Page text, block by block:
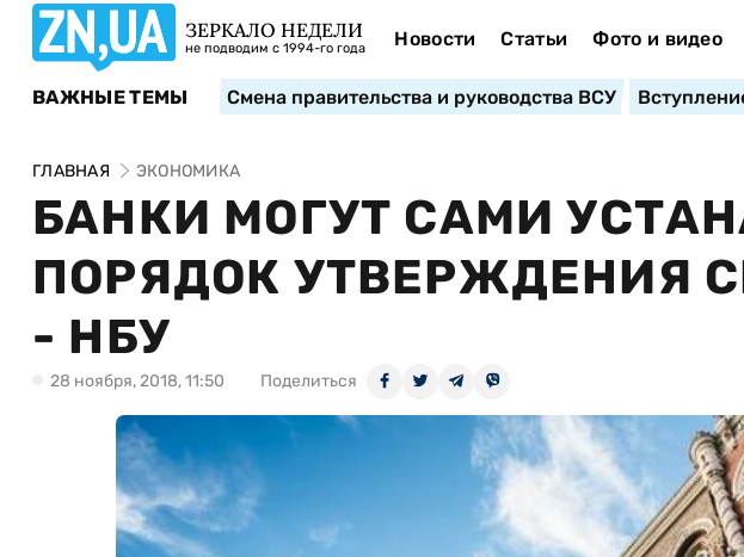
ЗЕРКАЛО НЕДЕЛИ
не подводим с 1994-го года Новости Статьи Фото и видео
ВАЖНЫЕ ТЕМЫ Смена правительства и руководства ВСУ
ГЛАВНАЯ ЭКОНОМИКА
БАНКИ МОГУТ САМИ
ПОРЯДОК УТВЕРЖДЕНИЯ
- НБУ
28 ноября, 2018, 11:50 Поделиться